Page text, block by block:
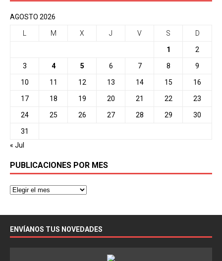
AGOSTO 2026
M X J V S D
1 2
3 4 5 6 7 8 9
10 11 12 13 14 15 16
17 18 19 20 21 22 23
24 25 26 27 28 29 30
31
« Jul
PUBLICACIONES POR MES
ENVÍANOS TUS NOVEDADES